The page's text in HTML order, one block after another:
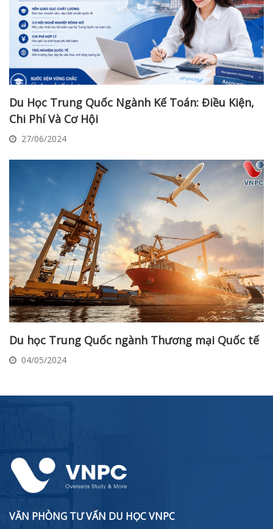
Du Học Trung Quốc Ngành Kế Toán: Điều Kiện,
Chi Phí Và Cơ Hội
27/06/2024
Du học Trung Quốc ngành Thương mại Quốc tế
04/05/2024
VĂN PHÒNG TƯ VẤN DU HỌC VNPC